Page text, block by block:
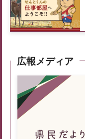
広報メディア